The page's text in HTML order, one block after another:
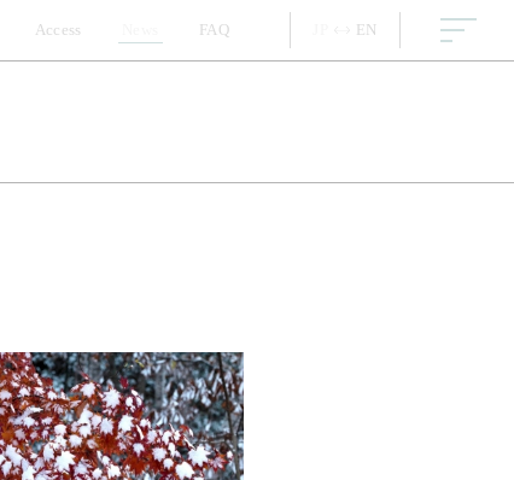
Access FAQ EN
EN
イン・チェックアウト
ついて
いて
ついて